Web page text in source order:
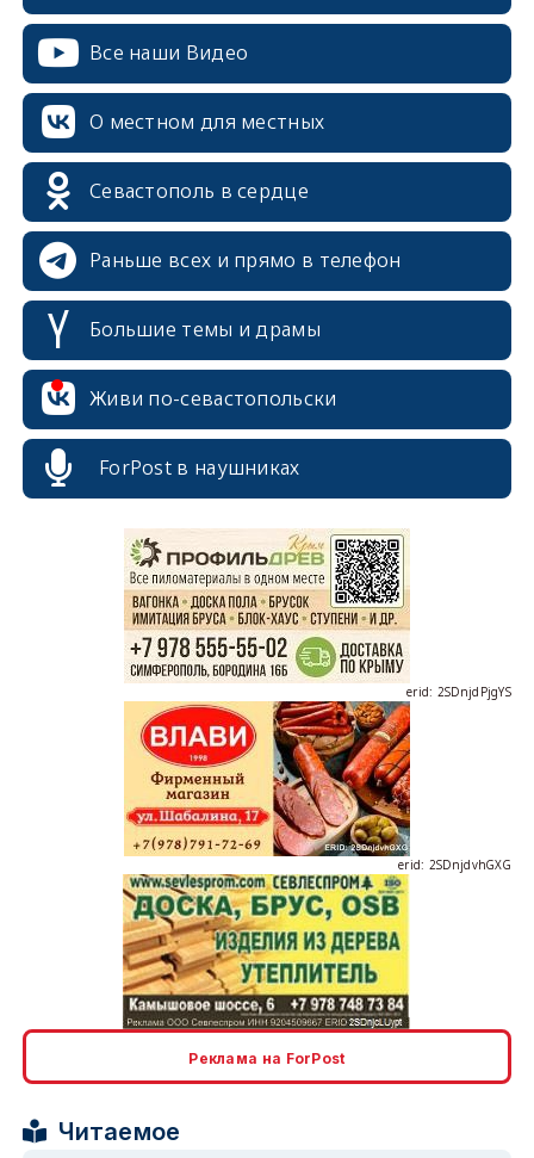
Все наши Видео
О местном для местных
Севастополь в сердце
Раньше всех и прямо в телефон
Большие темы и драмы
Живи по-севастопольски
ForPost в наушниках
erid: 2SDnjcrDNw6
erid: 2SDnjdvhGXG
erid: 2SDnjcLUypt
Реклама на ForPost
Читаемое